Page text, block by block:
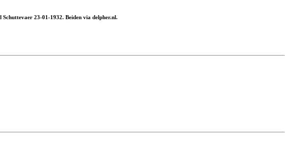
23-01-1932. Beiden via delpher.nl.